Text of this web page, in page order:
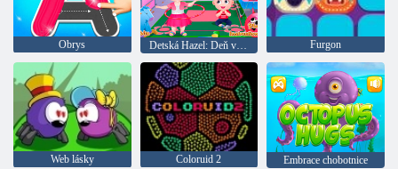
Obrys Detská Hazel: Deň v materskej škole Furgon
Web lásky Coloruid 2
Embrace chobotnice